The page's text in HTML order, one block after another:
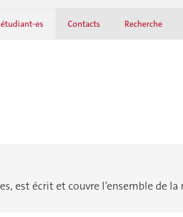
étudiant-es Contacts Recherche
est écrit et couvre l’ensemble de